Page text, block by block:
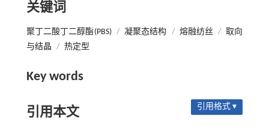
关键词
聚丁二酸丁二醇酯(PBS) / 凝聚态结构 / 熔融纺丝 / 取向
与结晶 / 热定型
Key words
引用本文 引用格式 ▾